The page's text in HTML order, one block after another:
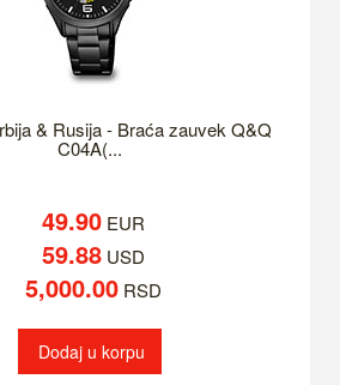
& Rusija - Braća zauvek Q&Q
C04A(...
49.90EUR
59.88USD
5,000.00RSD
Dodaj u korpu